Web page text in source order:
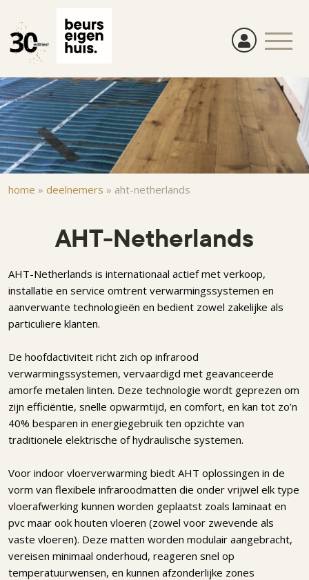
naar
de
gaan
Kruimelpad
home » deelnemers » aht-netherlands
AHT-Netherlands
AHT-Netherlands is internationaal actief met verkoop,
installatie en service omtrent verwarmingssystemen en
aanverwante technologieën en bedient zowel zakelijke als
particuliere klanten.
De hoofdactiviteit richt zich op infrarood
verwarmingssystemen, vervaardigd met geavanceerde
amorfe metalen linten. Deze technologie wordt geprezen om
zijn efficiëntie, snelle opwarmtijd, en comfort, en kan tot zo’n
40% besparen in energiegebruik ten opzichte van
traditionele elektrische of hydraulische systemen.
Voor indoor vloerverwarming biedt AHT oplossingen in de
vorm van flexibele infraroodmatten die onder vrijwel elk type
vloerafwerking kunnen worden geplaatst zoals laminaat en
pvc maar ook houten vloeren (zowel voor zwevende als
vaste vloeren). Deze matten worden modulair aangebracht,
vereisen minimaal onderhoud, reageren snel op
temperatuurwensen, en kunnen afzonderlijke zones